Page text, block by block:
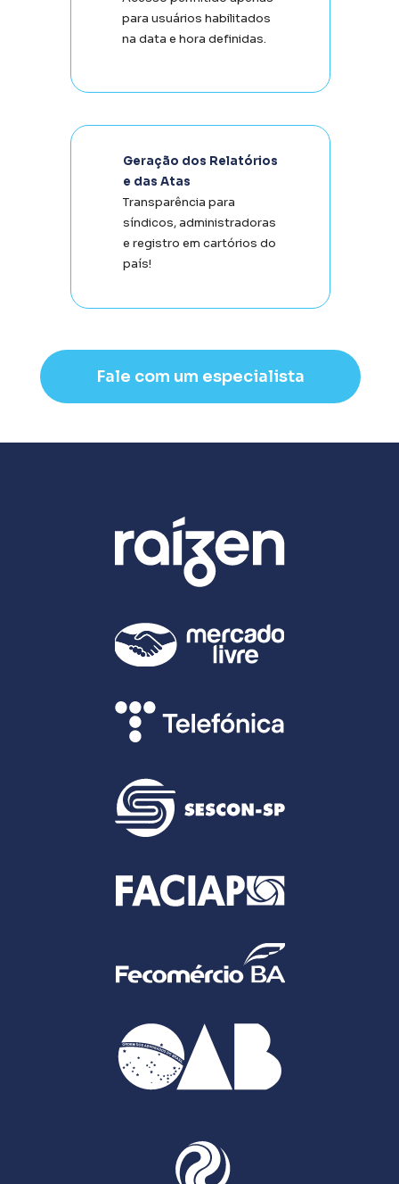
e das Atas
Transparência para
síndicos, administradoras
e registro em cartórios do
país!
para usuários habilitados
na data e hora definidas.
Fale com um especialista